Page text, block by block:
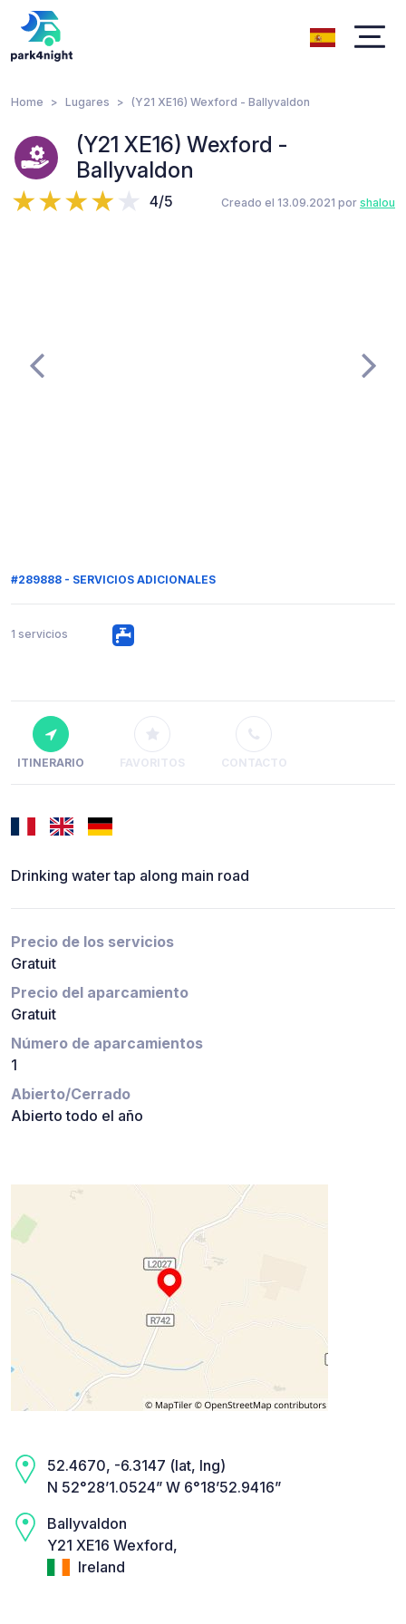
Home Lugares (Y21 XE16) Wexford - Ballyvaldon
(Y21 XE16) Wexford -
Ballyvaldon
4/5 Creado el 13.09.2021 por shalou
#289888 - SERVICIOS ADICIONALES
1 servicios
ITINERARIO FAVORITOS CONTACTO
Drinking water tap along main road
Precio de los servicios
Gratuit
Precio del aparcamiento
Gratuit
Número de aparcamientos
1
Abierto/Cerrado
Abierto todo el año
52.4670, -6.3147 (lat, lng)
N 52°28’1.0524” W 6°18’52.9416”
Ballyvaldon
Y21 XE16 Wexford,
Ireland